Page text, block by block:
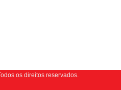
os direitos reservados.